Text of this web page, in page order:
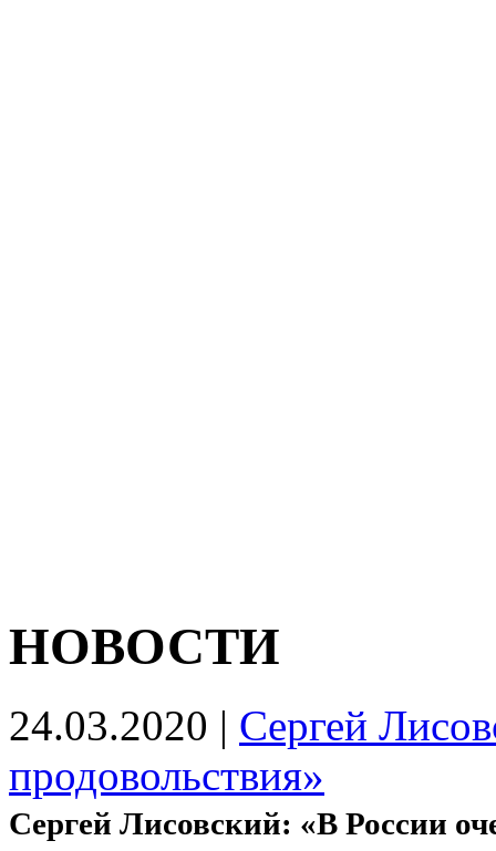
НОВОСТИ
24.03.2020 | Сергей
продовольствия»
Сергей Лисовский: «В России